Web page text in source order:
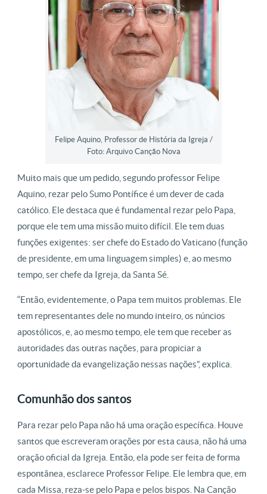
Felipe Aquino, Professor de História da Igreja /
Foto: Arquivo Canção Nova
Muito mais que um pedido, segundo professor Felipe
Aquino, rezar pelo Sumo Pontífice é um dever de cada
católico. Ele destaca que é fundamental rezar pelo Papa,
porque ele tem uma missão muito difícil. Ele tem duas
funções exigentes: ser chefe do Estado do Vaticano (função
de presidente, em uma linguagem simples) e, ao mesmo
tempo, ser chefe da Igreja, da Santa Sé.
“Então, evidentemente, o Papa tem muitos problemas. Ele
tem representantes dele no mundo inteiro, os núncios
apostólicos, e, ao mesmo tempo, ele tem que receber as
autoridades das outras nações, para propiciar a
oportunidade da evangelização nessas nações”, explica.
Comunhão dos santos
Para rezar pelo Papa não há uma oração específica. Houve
santos que escreveram orações por esta causa, não há uma
oração oficial da Igreja. Então, ela pode ser feita de forma
espontânea, esclarece Professor Felipe. Ele lembra que, em
cada Missa, reza-se pelo Papa e pelos bispos. Na Canção